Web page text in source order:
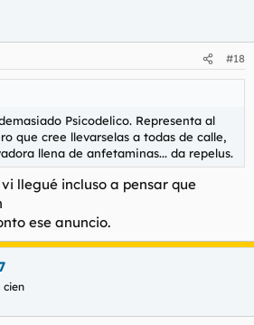
#18
Psicodelico. Representa al
que cree llevarselas a todas de calle,
llena de anfetaminas... da repelus.
llegué incluso a pensar que
ese anuncio.
cien